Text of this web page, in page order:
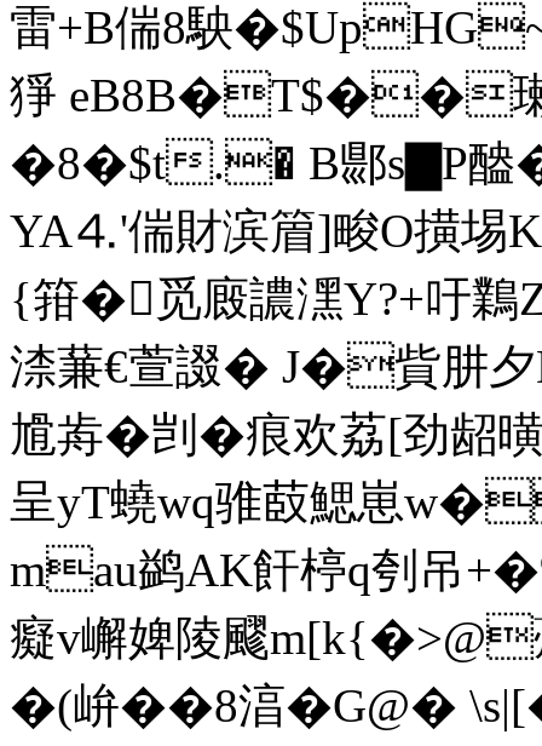
雷 +B偳8駚
猙 eB8B�T$��瓎
�8�$t.� B郻s▇P醠
YA⒋'偳財滨篃]畯O撗
{箝�觅廄譨潶Y?+吁鸈
渿蒹€萱諁� J�貲肼
尳歬�剀�痕欢荔[劲龆
呈yT蟯wq骓菣鰓崽
mau鹢AK飦楟q刳
癡v嶰婢陵飂
�(峅��8湻�G@�